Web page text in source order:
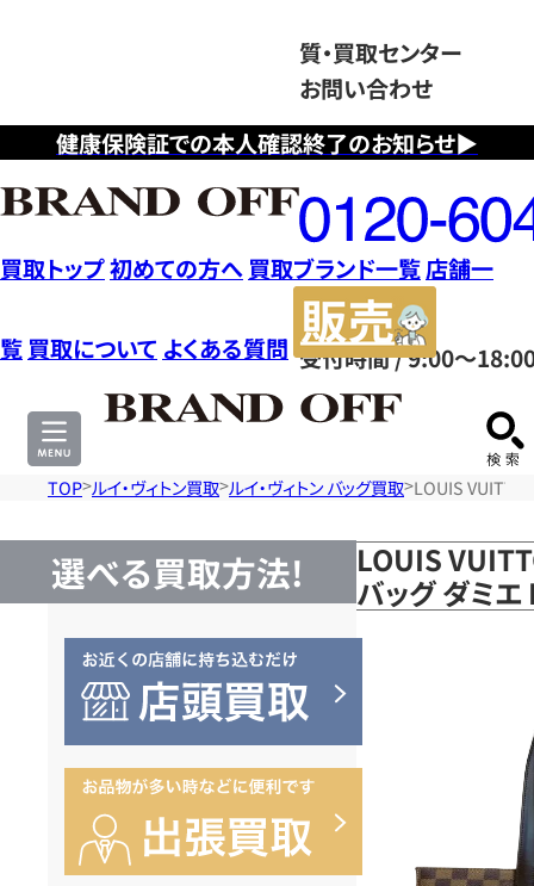
健康保険証での本人確認終了のお知らせ▶
質・買取センター
お問い合わせ
フ
リ
ー
ダ
イ
ヤ
ル
0120604117
受付時間 / 9:00～
買取トップ初めての方へ 買取ブランド一覧店舗一
覧 買取について よくある質問
サ
TOP ルイ・ヴィトン買取 ルイ・ヴィトン バッグ買取 LOUIS
選べる買取方法!
LOUIS
バッグ ダミ